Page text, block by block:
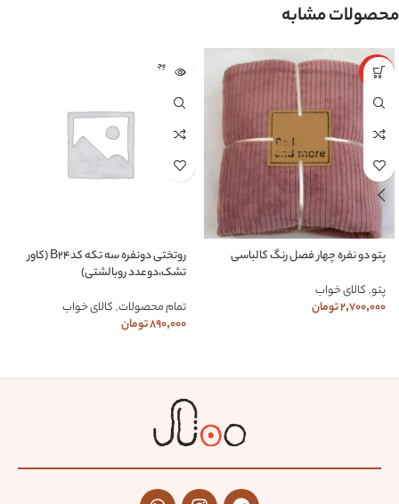
محصولات مشابه
ویژه
پتو دو نفره چهار فصل رنگ کالباسی
پتو,کالای خواب
2,700,000تومان
اتمام موج
ودی
روتختی دونفره سه تکه کدB24 (کاور
تشک،دوعدد روبالشتی)
تمام محصولات,کالای خواب
890,000تومان